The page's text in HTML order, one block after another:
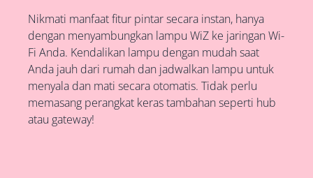
Nikmati manfaat fitur pintar secara instan, hanya
dengan menyambungkan lampu WiZ ke jaringan Wi-
Fi Anda. Kendalikan lampu dengan mudah saat
Anda jauh dari rumah dan jadwalkan lampu untuk
menyala dan mati secara otomatis. Tidak perlu
memasang perangkat keras tambahan seperti hub
atau gateway!